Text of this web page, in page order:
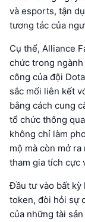
và esports, tận
tương tác của
Cụ thể, Alliance
chức trong
công của đội
sắc mối liên kết
bằng cách cung
tổ chức thông
không chỉ làm
mộ mà còn mở
tham gia tích cực
Đầu tư vào bất kỳ
token, đòi hỏi sự
của những tài